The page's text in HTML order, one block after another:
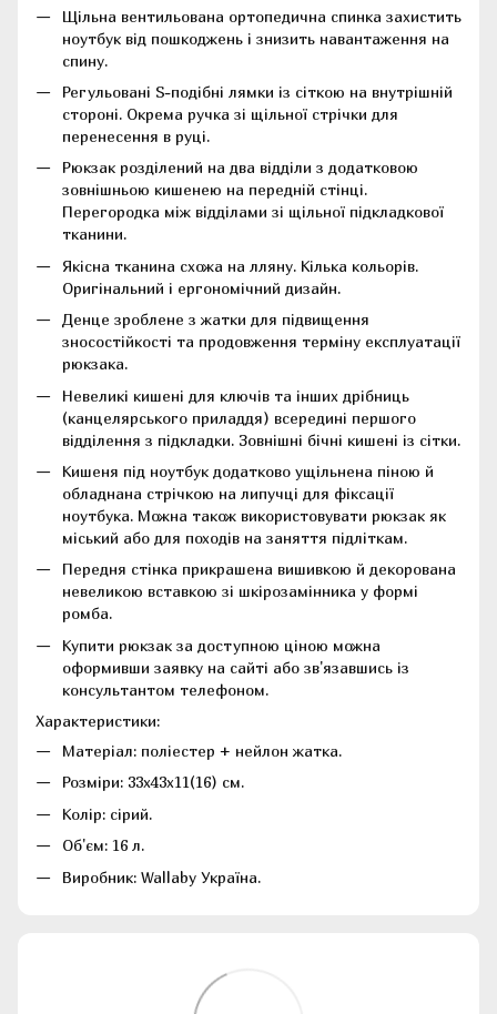
Щільна вентильована ортопедична спинка захистить
ноутбук від пошкоджень і знизить навантаження на
спину.
Регульовані S-подібні лямки із сіткою на внутрішній
стороні. Окрема ручка зі щільної стрічки для
перенесення в руці.
Рюкзак розділений на два відділи з додатковою
зовнішньою кишенею на передній стінці.
Перегородка між відділами зі щільної підкладкової
тканини.
Якісна тканина схожа на лляну. Кілька кольорів.
Оригінальний і ергономічний дизайн.
Денце зроблене з жатки для підвищення
зносостійкості та продовження терміну експлуатації
рюкзака.
Невеликі кишені для ключів та інших дрібниць
(канцелярського приладдя) всередині першого
відділення з підкладки. Зовнішні бічні кишені із сітки.
Кишеня під ноутбук додатково ущільнена піною й
обладнана стрічкою на липучці для фіксації
ноутбука. Можна також використовувати рюкзак як
міський або для походів на заняття підліткам.
Передня стінка прикрашена вишивкою й декорована
невеликою вставкою зі шкірозамінника у формі
ромба.
Купити рюкзак за доступною ціною можна
оформивши заявку на сайті або зв'язавшись із
консультантом телефоном.
Характеристики:
Матеріал: поліестер + нейлон жатка.
Розміри: 33х43х11(16) см.
Колір: сірий.
Об'єм: 16 л.
Виробник: Wallaby Україна.